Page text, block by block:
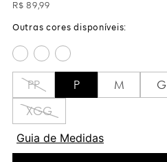
R$ 89,99
PP P M G
XGG
Guia de Medidas